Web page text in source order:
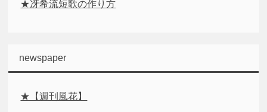
★冴希流短歌の作り方
newspaper
★【週刊風花】